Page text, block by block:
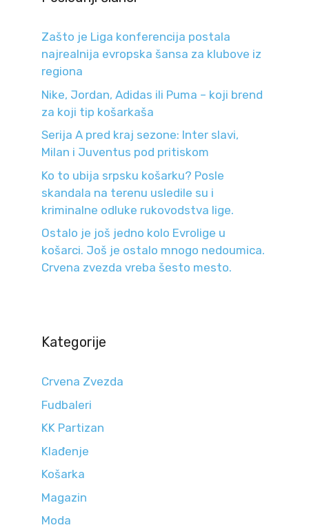
Zašto je Liga konferencija postala
najrealnija evropska šansa za klubove iz
regiona
Nike, Jordan, Adidas ili Puma – koji brend
za koji tip košarkaša
Serija A pred kraj sezone: Inter slavi,
Milan i Juventus pod pritiskom
Ko to ubija srpsku košarku? Posle
skandala na terenu usledile su i
kriminalne odluke rukovodstva lige.
Ostalo je još jedno kolo Evrolige u
košarci. Još je ostalo mnogo nedoumica.
Crvena zvezda vreba šesto mesto.
Kategorije
Crvena Zvezda
Fudbaleri
KK Partizan
Klađenje
Košarka
Magazin
Moda